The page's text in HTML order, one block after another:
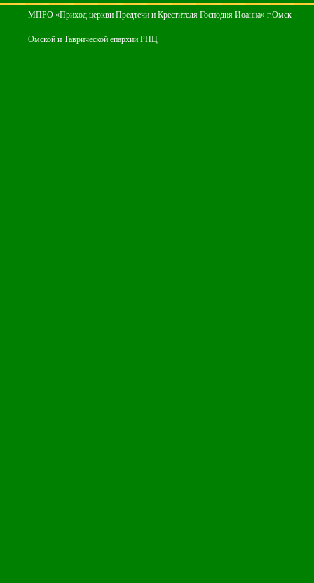
МПРО «Приход церкви Предтечи и Крестителя Господня Иоанна» г.Омск
Омской и Таврической епархии РПЦ